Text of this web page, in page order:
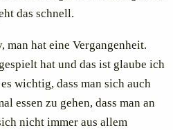
das schnell.
man hat eine Vergangenheit.
hat und das ist glaube ich
wichtig, dass man sich auch
essen zu gehen, dass man an
nicht immer aus allem